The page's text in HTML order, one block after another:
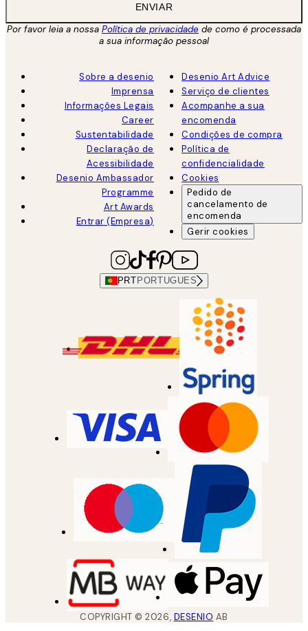
ENVIAR
Por favor leia a nossa Política de privacidade de como é processada
a sua informação pessoal
Sobre a desenio
Imprensa
Informações Legais
Career
Sustentabilidade
Declaração de
Acessibilidade
Desenio Ambassador
Programme
Art Awards
Entrar (Empresa)
Desenio Art Advice
Serviço de clientes
Acompanhe a sua
encomenda
Condições de compra
Política de
confidencialidade
Cookies
Pedido de
cancelamento de
encomenda
Gerir cookies
PRT PORTUGUES
COPYRIGHT ©2026, DESENIO AB